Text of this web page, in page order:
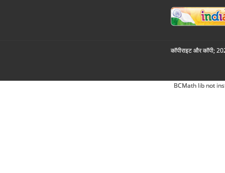
कॉपीराइट और कॉपी;
BCMath lib not